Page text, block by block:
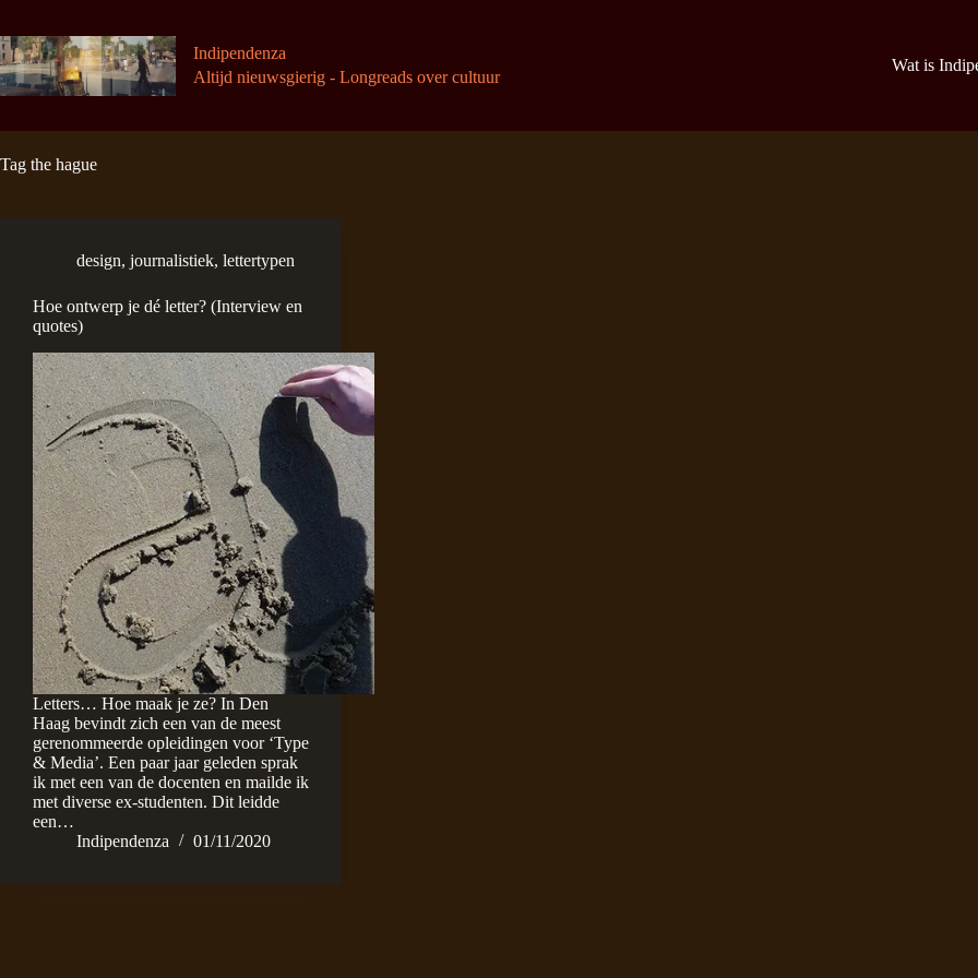
de
inhoud
Indipendenza
Altijd nieuwsgierig - Longreads over cultuur
Wat is
Tag the hague
design, journalistiek, lettertypen
Hoe ontwerp je dé letter? (Interview en
quotes)
Letters… Hoe maak je ze? In Den
Haag bevindt zich een van de meest
gerenommeerde opleidingen voor ‘Type
& Media’. Een paar jaar geleden sprak
ik met een van de docenten en mailde ik
met diverse ex-studenten. Dit leidde
een…
Indipendenza
01/11/2020